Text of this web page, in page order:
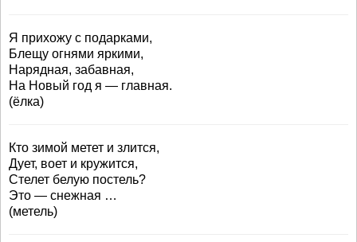
Я прихожу с подарками,
Блещу огнями яркими,
Нарядная, забавная,
На Новый год я — главная.
(ёлка)
Кто зимой метет и злится,
Дует, воет и кружится,
Стелет белую постель?
Это — снежная …
(метель)